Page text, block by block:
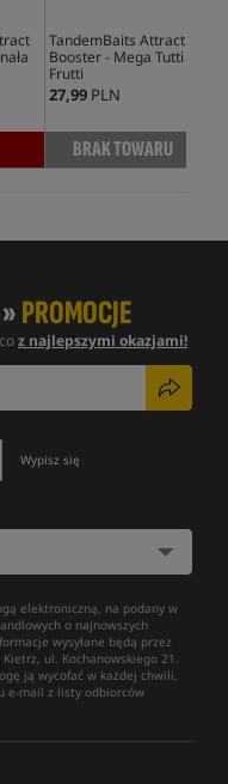
TandemBaits Attract
Booster - Mega Tutti
Frutti
27,99 PLN
BRAK TOWARU
»PROMOCJE
z najlepszymi okazjami!
Wypisz się
elektroniczną, na podany w
o najnowszych
wysyłane będą przez
ul. Kochanowskiego 21.
ją wycofać w każdej chwili,
e-mail z listy odbiorców